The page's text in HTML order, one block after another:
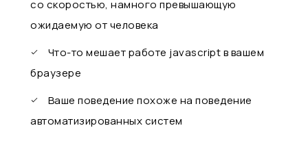
со скоростью, намного превышающую
ожидаемую от человека
Что-то мешает работе javascript в вашем
браузере
Ваше поведение похоже на поведение
автоматизированных систем